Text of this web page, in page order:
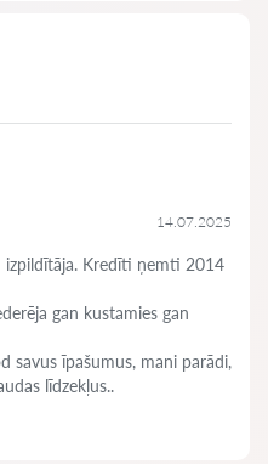
14.07.2025
izpildītāja. Kredīti ņemti 2014
gan kustamies gan
savus īpašumus, mani parādi,
līdzekļus..